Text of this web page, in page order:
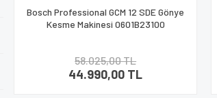
Bosch Professional GCM 12 SDE Gönye
Kesme Makinesi 0601B23100
58.025,00 TL
44.990,00 TL